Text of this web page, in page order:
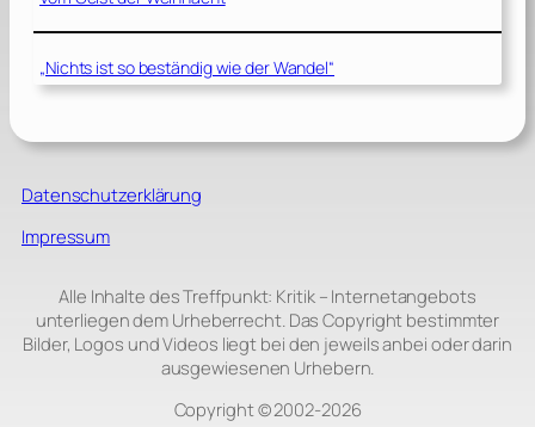
„Nichts ist so beständig wie der Wandel“
Datenschutzerklärung
Impressum
Alle Inhalte des Treffpunkt: Kritik – Internetangebots
unterliegen dem Urheberrecht. Das Copyright bestimmter
Bilder, Logos und Videos liegt bei den jeweils anbei oder darin
ausgewiesenen Urhebern.
Copyright © 2002‑2026